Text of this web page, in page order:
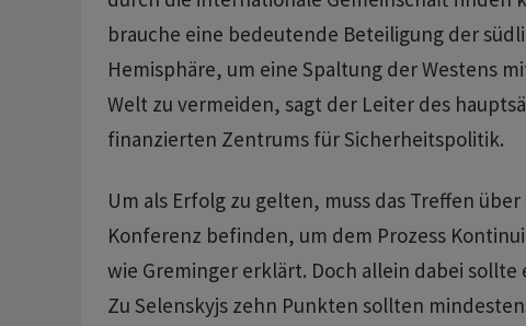
brauche eine bedeutende Beteiligung der
Hemisphäre, um eine Spaltung der Westens
Welt zu vermeiden, sagt der Leiter des
finanzierten Zentrums für Sicherheitspolitik.
Um als Erfolg zu gelten, muss das Treffen
Konferenz befinden, um dem Prozess
wie Greminger erklärt. Doch allein dabei sollte
Zu Selenskyjs zehn Punkten sollten